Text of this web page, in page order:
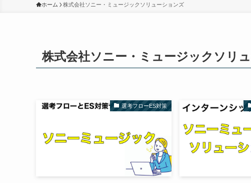
ホーム 株式会社ソニー・ミュージックソリューションズ
株式会社ソニー・ミュージックソリ
選考フローES対策